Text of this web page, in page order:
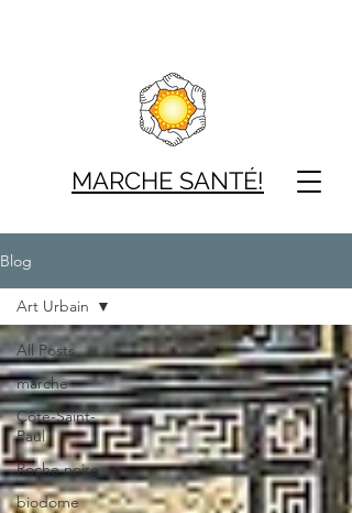
MARCHE SANTÉ!
Blog
All Posts
marche
Côte-Saint-
Paul
Roche noire
biodome
Art Urbain